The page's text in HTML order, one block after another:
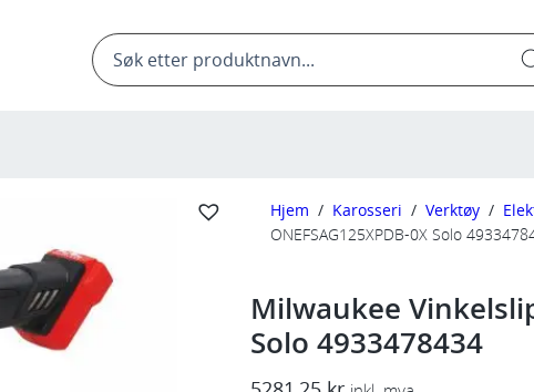
Products
search
Hjem / Karosseri / Verktøy /
ONEFSAG125XPDB-0X Solo
Milwaukee
Solo 4933478434